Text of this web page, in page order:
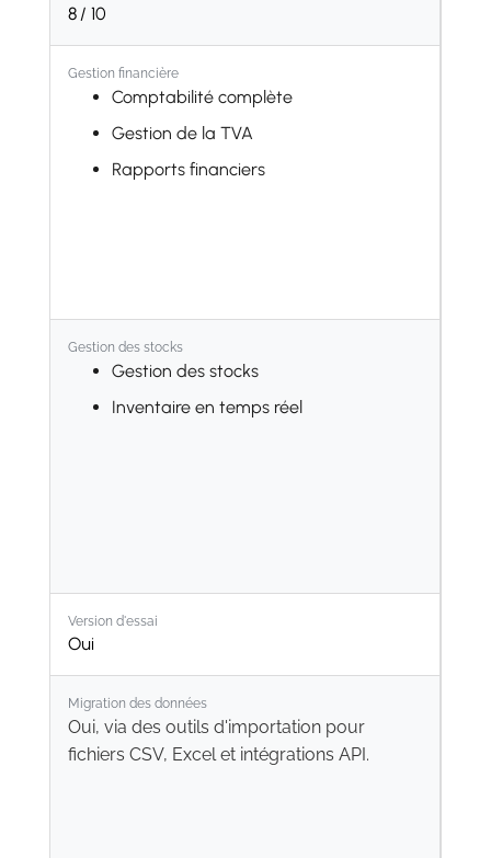
8 / 10
Gestion financière
Comptabilité complète
Gestion de la TVA
Rapports financiers
Gestion des stocks
Gestion des stocks
Inventaire en temps réel
Version d'essai
Oui
Migration des données
Oui, via des outils d'importation pour
fichiers CSV, Excel et intégrations API.